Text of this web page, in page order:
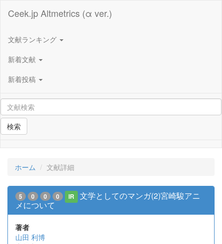
Ceek.jp Altmetrics (α ver.)
文献ランキング
新着文献
新着投稿
検索
ホーム 文献詳細
5 0 0 0 IR
文学としてのマンガ(2)宮崎駿アニ
メについて
著者
山田 利博